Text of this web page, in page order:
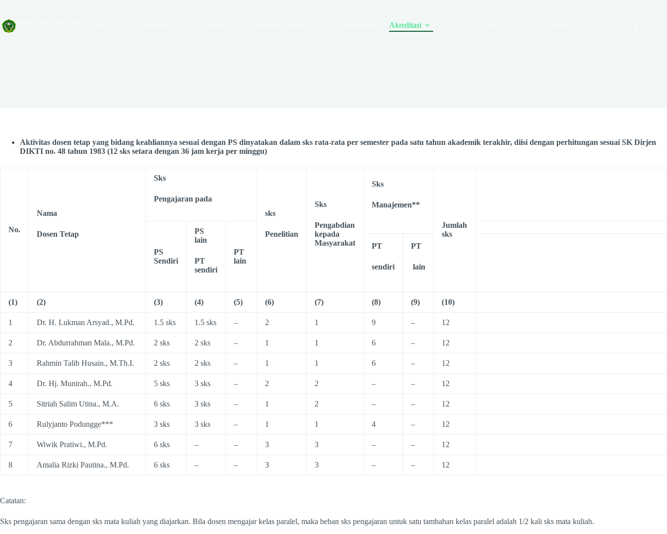
Akreditasi
Aktivitas dosen tetap yang bidang keahliannya sesuai dengan PS dinyatakan dalam sks rata-rata per semester pada satu tahun akademik terakhir, diisi dengan perhitungan sesuai SK Dirjen
DIKTI no. 48 tahun 1983 (12 sks setara dengan 36 jam kerja per minggu)
No.
Nama
Dosen Tetap
Sks
Pengajaran pada
sks
Penelitian
Sks
Pengabdian
kepada
Masyarakat
Sks
Manajemen**
Jumlah
sks
PS
Sendiri
PS
lain
PT
sendiri
PT
lain
PT
sendiri
PT
lain
(1) (2) (3) (4) (5) (6) (7) (8) (9) (10)
1 Dr. H. Lukman Arsyad., M.Pd. 1.5 sks 1.5 sks – 2 1 9 – 12
2 Dr. Abdurrahman Mala., M.Pd. 2 sks 2 sks – 1 1 6 – 12
3 Rahmin Talib Husain., M.Th.I. 2 sks 2 sks – 1 1 6 – 12
4 Dr. Hj. Munirah., M.Pd. 5 sks 3 sks – 2 2 – – 12
5 Sitriah Salim Utina., M.A. 6 sks 3 sks – 1 2 – – 12
6 Rulyjanto Podungge*** 3 sks 3 sks – 1 1 4 – 12
7 Wiwik Pratiwi., M.Pd. 6 sks – – 3 3 – – 12
8 Amalia Rizki Pautina., M.Pd. 6 sks – – 3 3 – – 12
Catatan:
Sks pengajaran sama dengan sks mata kuliah yang diajarkan. Bila dosen mengajar kelas paralel, maka beban sks pengajaran untuk satu tambahan kelas paralel adalah 1/2 kali sks mata kuliah.